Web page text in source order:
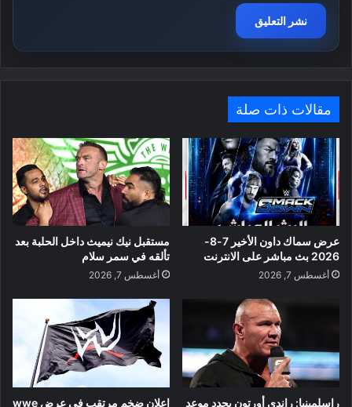
مقالات ذات صلة
عرض سماك داون الأخير 7-8-
2026 بث مباشر على الانترنت
أغسطس 7, 2026
مستقبل نيك نيميث داخل الحلبة بعد
تألقه في سمر سلام
أغسطس 7, 2026
راسلمينيا: راندي أورتون يحدد موعد
إعلان ضخم مرتقب في عرض wwe